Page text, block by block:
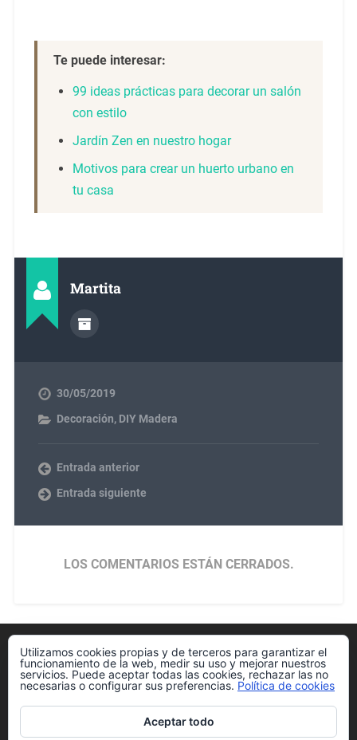
Te puede interesar:
99 ideas prácticas para decorar un salón
con estilo
Jardín Zen en nuestro hogar
Motivos para crear un huerto urbano en
tu casa
Martita
30/05/2019
Decoración, DIY Madera
Entrada anterior
Entrada siguiente
LOS COMENTARIOS ESTÁN CERRADOS.
Política de cookies
Utilizamos cookies propias y de terceros para garantizar el
funcionamiento de la web, medir su uso y mejorar nuestros
servicios. Puede aceptar todas las cookies, rechazar las no
necesarias o configurar sus preferencias. Política de cookies
Aceptar todo